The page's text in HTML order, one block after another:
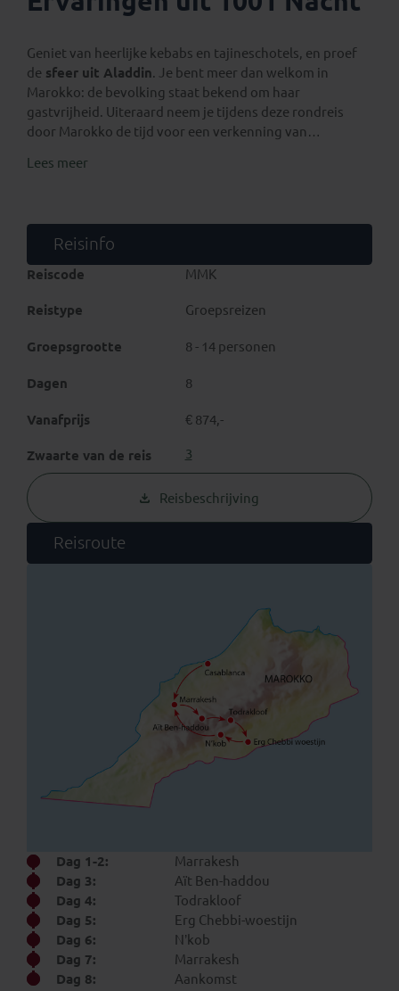
Geniet van heerlijke kebabs en tajineschotels, en proef
de sfeer uit Aladdin. Je bent meer dan welkom in
Marokko: de bevolking staat bekend om haar
gastvrijheid. Uiteraard neem je tijdens deze rondreis
door Marokko de tijd voor een verkenning van
paleizen. Je verkent de kasba Aït Ben-haddou, de
mooiste van Zuid-Marokko!
Lees meer
Reisinfo
Reiscode MMK
Reistype Groepsreizen
Groepsgrootte 8 - 14 personen
Dagen 8
Vanafprijs € 874,-
Zwaarte van de reis 3
Reisbeschrijving
Reisroute
Dag 1-2:
Marrakesh
Dag 3:
Aït Ben-haddou
Dag 4:
Todrakloof
Dag 5:
Erg Chebbi-woestijn
Dag 6:
N’kob
Dag 7:
Marrakesh
Dag 8:
Aankomst